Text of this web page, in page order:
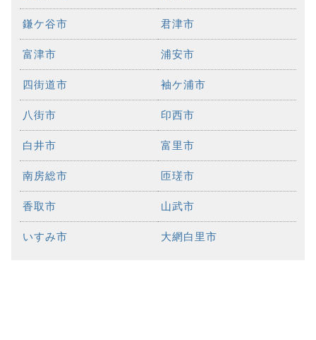
鎌ケ谷市 君津市
富津市 浦安市
四街道市 袖ケ浦市
八街市 印西市
白井市 富里市
南房総市 匝瑳市
香取市 山武市
いすみ市 大網白里市